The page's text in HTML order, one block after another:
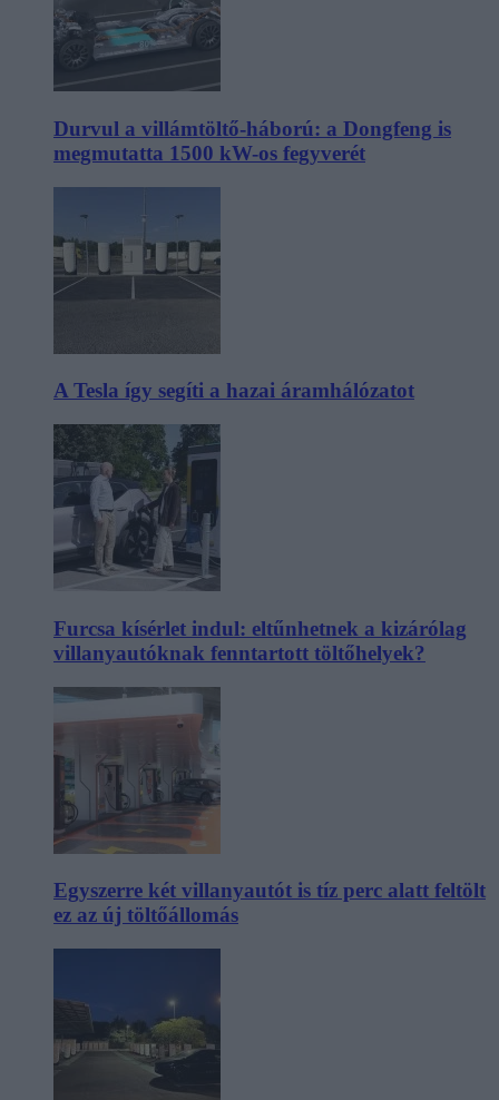
Durvul a villámtöltő-háború: a Dongfeng is
megmutatta 1500 kW-os fegyverét
A Tesla így segíti a hazai áramhálózatot
Furcsa kísérlet indul: eltűnhetnek a kizárólag
villanyautóknak fenntartott töltőhelyek?
Egyszerre két villanyautót is tíz perc alatt feltölt
ez az új töltőállomás